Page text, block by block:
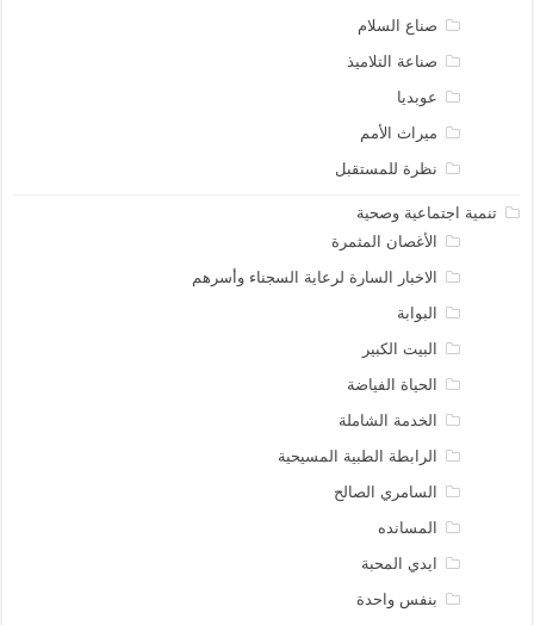
صناع السلام
صناعة التلاميذ
عوبديا
ميراث الأمم
نظرة للمستقبل
تنمية اجتماعية وصحية
الأغصان المثمرة
الاخبار السارة لرعاية السجناء وأسرهم
البوابة
البيت الكبير
الحياة الفياضة
الخدمة الشاملة
الرابطة الطبية المسيحية
السامري الصالح
المسانده
ايدي المحبة
بنفس واحدة